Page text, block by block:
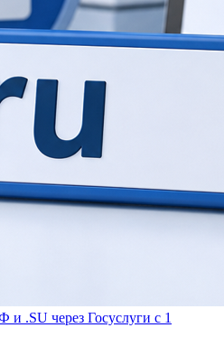
и .SU через Госуслуги с 1